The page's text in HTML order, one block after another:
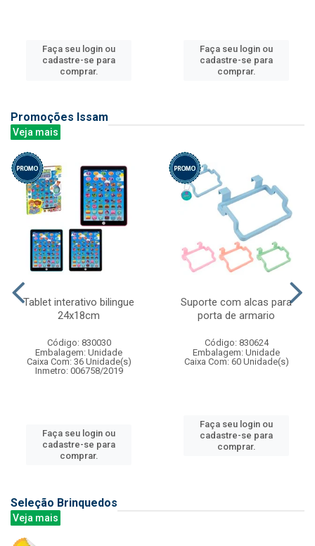
Faça seu login ou
cadastre-se para
comprar.
Faça seu login ou
cadastre-se para
comprar.
Promoções Issam
Veja mais
Tablet interativo bilingue
24x18cm
Código: 830030
Embalagem: Unidade
Caixa Com: 36 Unidade(s)
Inmetro: 006758/2019
Faça seu login ou
cadastre-se para
comprar.
Suporte com alcas para
porta de armario
Código: 830624
Embalagem: Unidade
Caixa Com: 60 Unidade(s)
Faça seu login ou
cadastre-se para
comprar.
Seleção Brinquedos
Veja mais